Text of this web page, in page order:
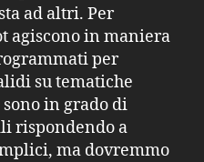
ad altri. Per
agiscono in maniera
per
su tematiche
in grado di
rispondendo a
ma dovremmo